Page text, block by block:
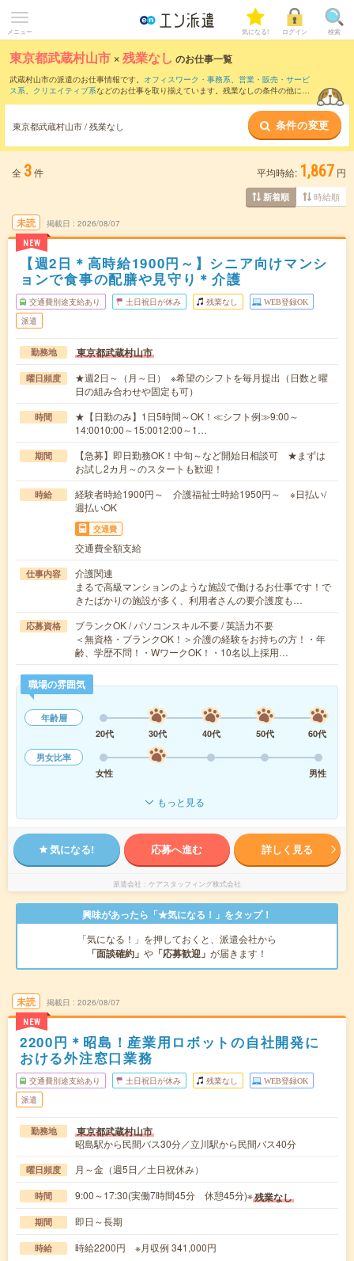
メニュー 気になる! ログイン 検索
東京都武蔵村山市 ×残業なし のお仕事一覧
武蔵村山市の派遣のお仕事情報です。 オフィスワーク・事務系、 営業・販売・サービ
ス系、 クリエイティブ系などのお仕事を取り揃えています。残業なしの条件の他に、
東京都武蔵村山市 / 残業なし 条件の変更
全 3件 平均時給: 1,867 円
新着順 時給順
未読
NEW
掲載日 2026/08/07
【週2日＊高時給1900円～】シニア向けマンシ
ョンで食事の配膳や見守り＊介護
交通費別途支給あり 土日祝日が休み 残業なし WEB登録OK
派遣
勤務地 東京都武蔵村山市
曜日頻度
★週2日～（月～日） ※希望のシフトを毎月提出（日数と曜
日の組み合わせや固定も可）
時間
★【日勤のみ】1日5時間～OK！≪シフト例≫9:00～
14:0010:00～15:0012:00～1…
期間
【急募】即日勤務OK！中旬～など開始日相談可 ★まずは
お試し2カ月～のスタートも歓迎！
時給
経験者時給1900円～ 介護福祉士時給1950円～ ※日払い/
週払いOK
交通費
交通費全額支給
仕事内容
介護関連
まるで高級マンションのような施設で働けるお仕事です！で
きたばかりの施設が多く、利用者さんの要介護度も…
応募資格
ブランクOK / パソコンスキル不要 / 英語力不要
＜無資格・ブランクOK！＞介護の経験をお持ちの方！・年
齢、学歴不問！・WワークOK！・10名以上採用…
職場の雰囲気
年齢層
20代
30代 40代 50代
60代
男女比率
女性
男性
もっと見る
気になる! 応募へ進む 詳しく見る
派遣会社 ケアスタッフィング株式会社
興味があったら「★気になる！」をタップ！
「気になる！」を押しておくと、派遣会社から
「面談確約」 や 「応募歓迎」 が届きます！
未読
NEW
掲載日 2026/08/07
2200円＊昭島！産業用ロボットの自社開発に
おける外注窓口業務
交通費別途支給あり 土日祝日が休み 残業なし WEB登録OK
派遣
勤務地 東京都武蔵村山市
昭島駅から民間バス30分／立川駅から民間バス40分
曜日頻度 月～金（週5日／土日祝休み）
時間 9:00～17:30(実働7時間45分 休憩45分)※残業なし
期間 即日～長期
時給 時給2200円 ※月収例 341,000円